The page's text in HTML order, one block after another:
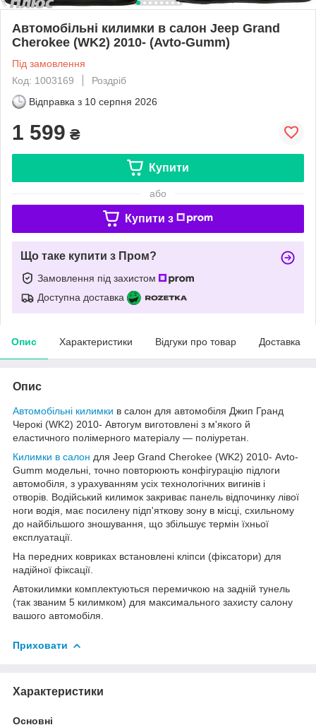
Автомобільні килимки в салон Jeep Grand
Cherokee (WK2) 2010- (Avto-Gumm)
Під замовлення
Код: 1003169
Роздріб
Відправка з 10 серпня 2026
1 599 ₴
Купити
або
Купити з
Що таке купити з Пром?
Замовлення під захистом
Доступна доставка
Опис Характеристики Відгуки про товар Доставка
Опис
Автомобільні килимки в салон для автомобіля Джип Гранд
Черокі (WK2) 2010- Автогум виготовлені з м'якого й
еластичного полімерного матеріалу — поліуретан.
Килимки в салон для Jeep Grand Cherokee (WK2) 2010- Avto-
Gumm модельні, точно повторюють конфігурацію підлоги
автомобіля, з урахуванням усіх технологічних вигинів і
отворів. Водійський килимок закриває панель відпочинку лівої
ноги водія, має посилену підп'яткову зону в місці, схильному
до найбільшого зношування, що збільшує термін їхньої
експлуатації.
На передних ковриках встановлені кліпси (фіксатори) для
надійної фіксації.
Автокилимки комплектуються перемичкою на задній тунель
(так званим 5 килимком) для максимального захисту салону
вашого автомобіля.
Приховати
Характеристики
Основні